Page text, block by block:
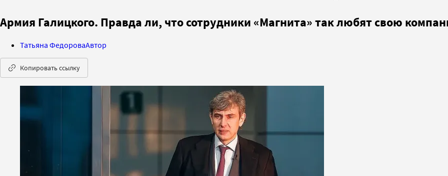
Армия Галицкого. Правда ли, что сотрудники «Магнита» так любят свою
Татьяна ФедороваАвтор
Копировать ссылку